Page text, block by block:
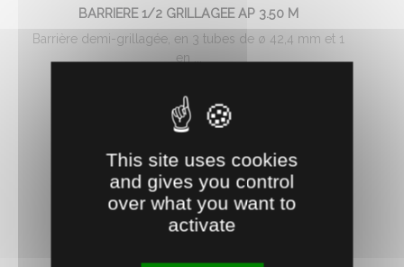
BARRIERE 1/2 GRILLAGEE AP 3.50 M
Barrière demi-grillagée, en 3 tubes de ø 42,4 mm et 1
en ...
AJOUTER AU PANIER
This site uses cookies
and gives you control
over what you want to
activate